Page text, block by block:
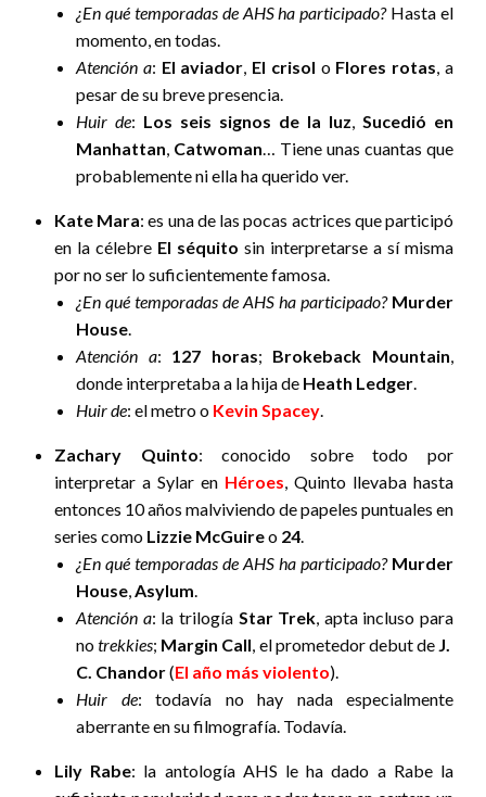
¿En qué temporadas de AHS ha participado?Hasta el
momento, en todas.
Atención a: El aviador El crisol o Flores rotas , a
pesar de su breve presencia.
Huir de: Los seis signos de la luz
Sucedió en
Manhattan Catwoman … Tiene unas cuantas que
probablemente ni ella ha querido ver.
Kate Mara: es una de las pocas actrices que participó
en la célebre El séquito sin interpretarse a sí misma
por no ser lo suficientemente famosa.
¿En qué temporadas de AHS ha participado? Murder
House
Atención a: 127 horas; Brokeback Mountain
donde interpretaba a la hija de Heath Ledger
Huir de: el metro o Kevin Spacey
Zachary Quinto: conocido sobre todo por
interpretar a Sylar en Héroes , Quinto llevaba hasta
entonces 10 años malviviendo de papeles puntuales en
series como Lizzie McGuireo 24
¿En qué temporadas de AHS ha participado? Murder
House Asylum
Atención a: la trilogía Star Trek , apta incluso para
notrekkies; Margin Call , el prometedor debut de J.
C. Chandor(El año más violento).
Huir de: todavía no hay nada especialmente
aberrante en su filmografía. Todavía.
Lily Rabe: la antología AHS le ha dado a Rabe la